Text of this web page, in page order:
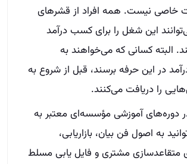
خاصی نیست. همه افراد از قشرهای
این شغل را برای کسب درآمد
البته کسانی که می‌خواهند به
در این حرفه برسند، قبل از شروع به
را دریافت می‌کنند.
دوره‌های آموزشی مؤسسه‌ای معتبر به
به اصول فن بیان، بازاریابی،
متقاعدسازی مشتری و فایل یابی مسلط